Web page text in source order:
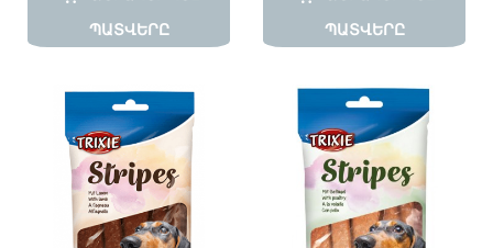
ԱՏՎԵՐԸ
ԱՏՎԵՐԸ